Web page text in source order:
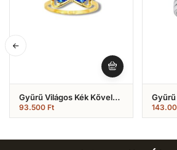
Gyűrű Világos Kék Kővel
(Nr.10)
93.500 Ft